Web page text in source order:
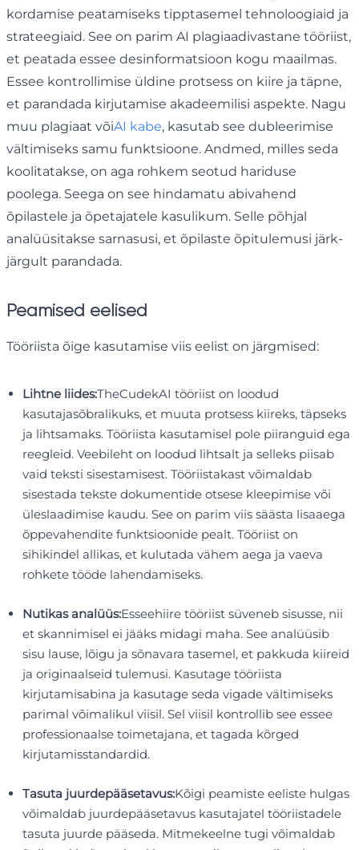
kordamise peatamiseks tipptasemel tehnoloogiaid ja
strateegiaid. See on parim AI plagiaadivastane tööriist,
et peatada essee desinformatsioon kogu maailmas.
Essee kontrollimise üldine protsess on kiire ja täpne,
et parandada kirjutamise akadeemilisi aspekte. Nagu
muu plagiaat võiAI kabe, kasutab see dubleerimise
vältimiseks samu funktsioone. Andmed, milles seda
koolitatakse, on aga rohkem seotud hariduse
poolega. Seega on see hindamatu abivahend
õpilastele ja õpetajatele kasulikum. Selle põhjal
analüüsitakse sarnasusi, et õpilaste õpitulemusi järk-
järgult parandada.
Peamised eelised
Tööriista õige kasutamise viis eelist on järgmised:
Lihtne liides:TheCudekAI tööriist on loodud
kasutajasõbralikuks, et muuta protsess kiireks, täpseks
ja lihtsamaks. Tööriista kasutamisel pole piiranguid ega
reegleid. Veebileht on loodud lihtsalt ja selleks piisab
vaid teksti sisestamisest. Tööriistakast võimaldab
sisestada tekste dokumentide otsese kleepimise või
üleslaadimise kaudu. See on parim viis säästa lisaaega
õppevahendite funktsioonide pealt. Tööriist on
sihikindel allikas, et kulutada vähem aega ja vaeva
rohkete tööde lahendamiseks.
Nutikas analüüs:Esseehiire tööriist süveneb sisusse, nii
et skannimisel ei jääks midagi maha. See analüüsib
sisu lause, lõigu ja sõnavara tasemel, et pakkuda kiireid
ja originaalseid tulemusi. Kasutage tööriista
kirjutamisabina ja kasutage seda vigade vältimiseks
parimal võimalikul viisil. Sel viisil kontrollib see essee
professionaalse toimetajana, et tagada kõrged
kirjutamisstandardid.
Tasuta juurdepääsetavus:Kõigi peamiste eeliste hulgas
võimaldab juurdepääsetavus kasutajatel tööriistadele
tasuta juurde pääseda. Mitmekeelne tugi võimaldab